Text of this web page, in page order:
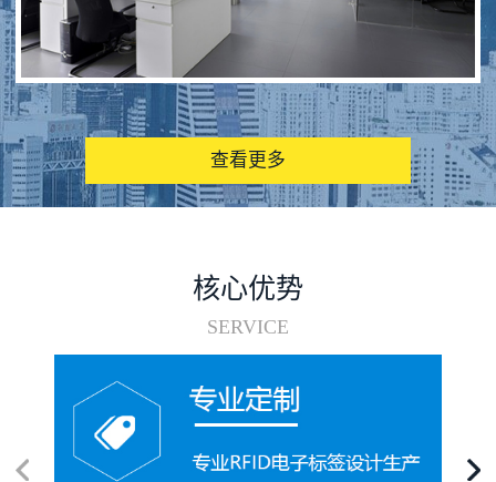
图书馆RFID电子标签管理系统
查看更多
核心优势
SERVICE